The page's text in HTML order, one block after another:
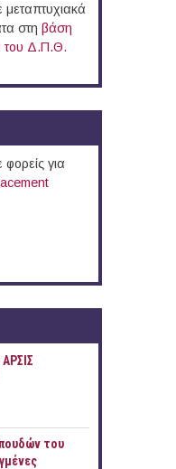
μεταπτυχιακά
στη βάση
του Δ.Π.Θ.
για
του